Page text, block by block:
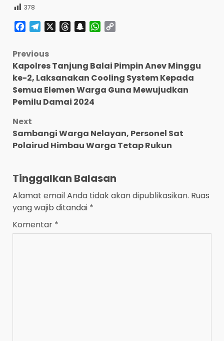
378
Facebook
TelegramThreadsSnapchatWhatsApp
Post
navigation
Previous
Kapolres Tanjung Balai Pimpin Anev Minggu
ke-2, Laksanakan Cooling System Kepada
Semua Elemen Warga Guna Mewujudkan
Pemilu Damai 2024
Next
Sambangi Warga Nelayan, Personel Sat
Polairud Himbau Warga Tetap Rukun
Tinggalkan Balasan
Alamat email Anda tidak akan dipublikasikan. Ruas
yang wajib ditandai *
Komentar *